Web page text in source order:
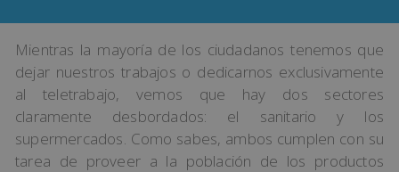
Mientras la mayoría de los ciudadanos tenemos que
dejar nuestros trabajos o dedicarnos exclusivamente
al teletrabajo, vemos que hay dos sectores
claramente desbordados: el sanitario y los
supermercados. Como sabes, ambos cumplen con su
tarea de proveer a la población de los productos